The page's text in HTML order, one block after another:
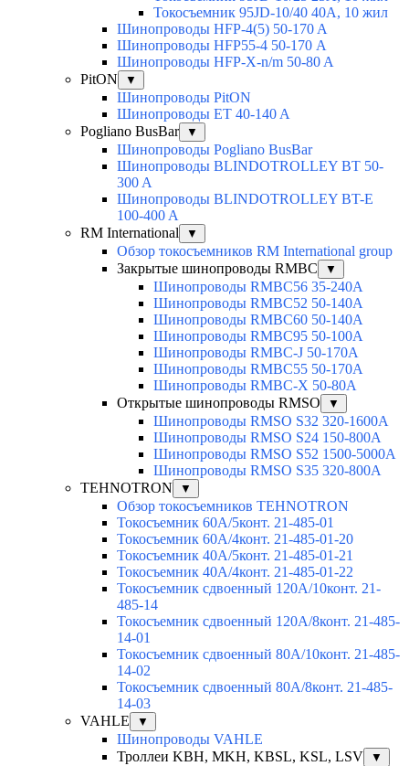
Токосъемник 95JD-10/40 40А, 10 жил
Шинопроводы HFP-4(5) 50-170 A
Шинопроводы HFP55-4 50-170 А
Шинопроводы HFP-X-n/m 50-80 A
PitON
▼
Шинопроводы PitON
Шинопроводы ET 40-140 A
Pogliano BusBar
▼
Шинопроводы Pogliano BusBar
Шинопроводы BLINDOTROLLEY BT 50-
300 A
Шинопроводы BLINDOTROLLEY BT-E
100-400 A
RM International
▼
Обзор токосъемников RM International group
Закрытые шинопроводы RMBC
▼
Шинопроводы RMBC56 35-240A
Шинопроводы RMBC52 50-140A
Шинопроводы RMBC60 50-140A
Шинопроводы RMBC95 50-100А
Шинопроводы RMBC-J 50-170A
Шинопроводы RMBC55 50-170A
Шинопроводы RMBC-X 50-80A
Открытые шинопроводы RMSO
▼
Шинопроводы RMSO S32 320-1600A
Шинопроводы RMSO S24 150-800A
Шинопроводы RMSO S52 1500-5000A
Шинопроводы RMSO S35 320-800A
TEHNOTRON
▼
Обзор токосъемников TEHNOTRON
Токосъемник 60А/5конт. 21-485-01
Токосъемник 60А/4конт. 21-485-01-20
Токосъемник 40А/5конт. 21-485-01-21
Токосъемник 40А/4конт. 21-485-01-22
Токосъемник сдвоенный 120А/10конт. 21-
485-14
Токосъемник сдвоенный 120А/8конт. 21-485-
14-01
Токосъемник сдвоенный 80А/10конт. 21-485-
14-02
Токосъемник сдвоенный 80А/8конт. 21-485-
14-03
VAHLE
▼
Шинопроводы VAHLE
Троллеи KBH, MKH, KBSL, KSL, LSV
▼